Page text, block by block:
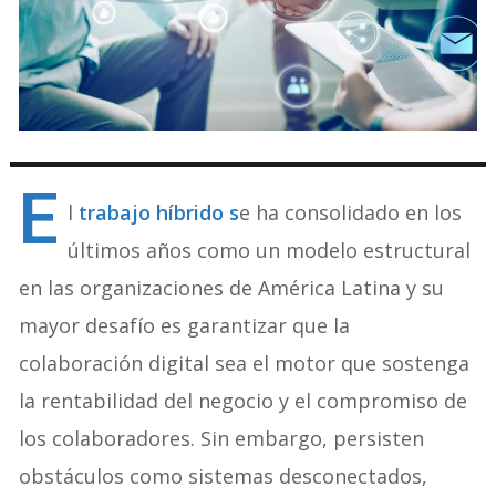
E l trabajo híbrido se ha consolidado en los
últimos años como un modelo estructural
en las organizaciones de América Latina y su
mayor desafío es garantizar que la
colaboración digital sea el motor que sostenga
la rentabilidad del negocio y el compromiso de
los colaboradores. Sin embargo, persisten
obstáculos como sistemas desconectados,